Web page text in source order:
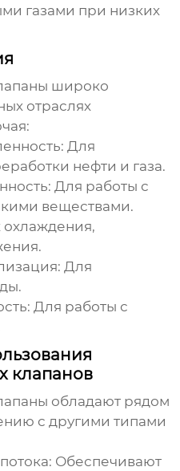
газами при низких
широко
отраслях
Для
нефти и газа.
Для работы с
веществами.
охлаждения,
Для
Для работы с
клапанов
обладают рядом
с другими типами
Обеспечивают